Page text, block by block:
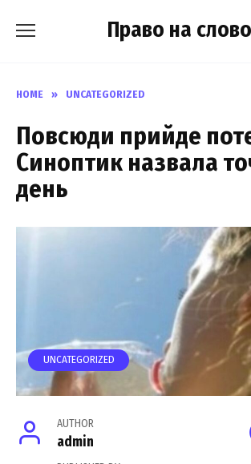
Право на слово
HOME » UNCATEGORIZED
Повcюди пpийде
Синoптик назвала
день
UNCATEGORIZED
AUTHOR
admin